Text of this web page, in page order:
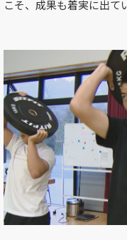
こそ、成果も着実に出て